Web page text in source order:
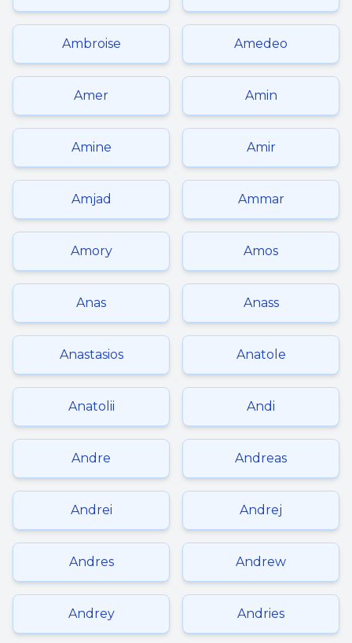
Ambroise Amedeo
Amer Amin
Amine Amir
Amjad Ammar
Amory Amos
Anas Anass
Anastasios Anatole
Anatolii Andi
Andre Andreas
Andrei Andrej
Andres Andrew
Andrey Andries